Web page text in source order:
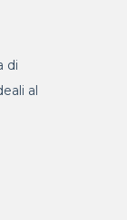
di
al